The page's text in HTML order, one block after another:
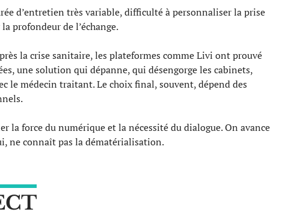
d’entretien très variable, difficulté à personnaliser la prise
profondeur de l’échange.
la crise sanitaire, les plateformes comme Livi ont prouvé
une solution qui dépanne, qui désengorge les cabinets,
le médecin traitant. Le choix final, souvent, dépend des
la force du numérique et la nécessité du dialogue. On avance
ne connaît pas la dématérialisation.